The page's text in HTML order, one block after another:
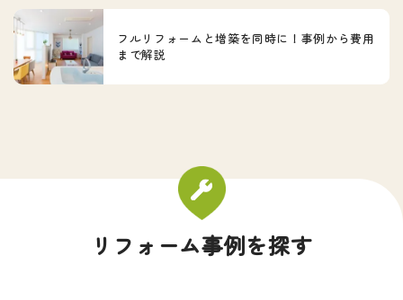
フルリフォームと増築を同時に！事例から費用
まで解説
リフォーム事例を探す